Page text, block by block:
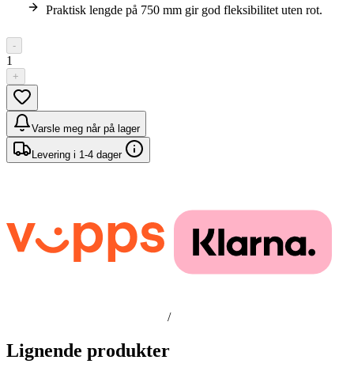
Praktisk lengde på 750 mm gir god fleksibilitet uten rot.
-
1
+
Varsle meg når på lager
Levering i 1-4 dager
/
Lignende produkter